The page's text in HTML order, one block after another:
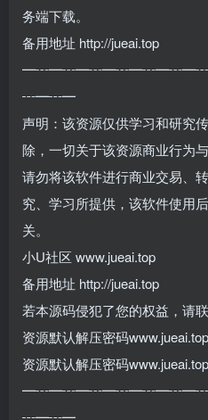
务端下载。
备用地址 http://jueai.top
┅━┅━
声明：该资源仅供学习和研究
除，一切关于该资源商业行为与
请勿将该软件进行商业交易、
究、学习所提供，该软件使用
关。
小U社区 www.jueai.top
备用地址 http://jueai.top
若本源码侵犯了您的权益，请
资源默认解压密码www.jueai.top
资源默认解压密码www.jueai.top